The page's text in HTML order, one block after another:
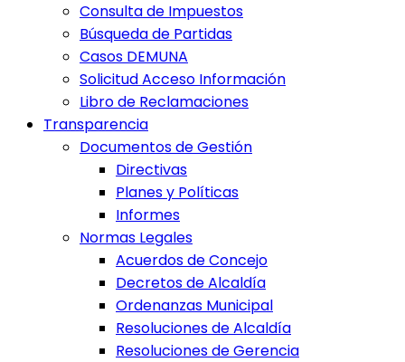
Consulta de Impuestos
Búsqueda de Partidas
Casos DEMUNA
Solicitud Acceso Información
Libro de Reclamaciones
Transparencia
Documentos de Gestión
Directivas
Planes y Políticas
Informes
Normas Legales
Acuerdos de Concejo
Decretos de Alcaldía
Ordenanzas Municipal
Resoluciones de Alcaldía
Resoluciones de Gerencia